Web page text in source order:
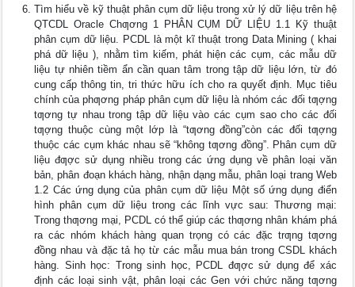
Tìm hiểu về kỹ thuật phân cụm dữ liệu trong xử lý dữ liệu trên hệ
QTCDL Oracle Chƣơng 1 PHÂN CỤM DỮ LIỆU 1.1 Kỹ thuật
phân cụm dữ liệu. PCDL là một kĩ thuật trong Data Mining ( khai
phá dữ liệu ), nhằm tìm kiếm, phát hiện các cụm, các mẫu dữ
liệu tự nhiên tiềm ẩn cần quan tâm trong tập dữ liệu lớn, từ đó
cung cấp thông tin, tri thức hữu ích cho ra quyết định. Mục tiêu
chính của phƣơng pháp phân cụm dữ liệu là nhóm các đối tƣợng
tƣơng tự nhau trong tập dữ liệu vào các cụm sao cho các đối
tƣợng thuộc cùng một lớp là “tƣơng đồng”còn các đối tƣợng
thuộc các cụm khác nhau sẽ “không tƣơng đồng”. Phân cụm dữ
liệu đƣợc sử dụng nhiều trong các ứng dụng về phân loại văn
bản, phân đoạn khách hàng, nhận dạng mẫu, phân loại trang Web
1.2 Các ứng dụng của phân cụm dữ liệu Một số ứng dụng điển
hình phân cụm dữ liệu trong các lĩnh vực sau: Thương mại:
Trong thƣơng mại, PCDL có thể giúp các thƣơng nhân khám phá
ra các nhóm khách hàng quan trọng có các đặc trƣng tƣơng
đồng nhau và đặc tả họ từ các mẫu mua bán trong CSDL khách
hàng. Sinh học: Trong sinh học, PCDL đƣợc sử dụng để xác
định các loại sinh vật, phân loại các Gen với chức năng tƣơng